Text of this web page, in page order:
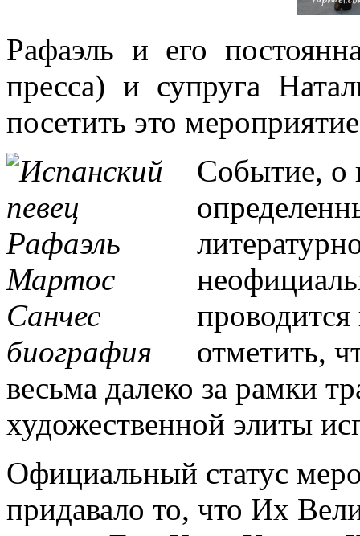
Рафаэль и его
пресса) и супруга
посетить это
Событие, о
отметить,
весьма далеко за рамки
художественной элиты
Официальный статус
придавало то, что Их